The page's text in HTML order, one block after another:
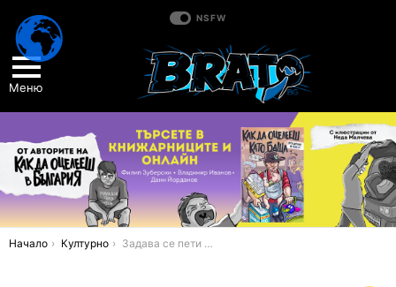
NSFW
Меню
You are here:
Начало Културно Задава се пети филм на „Матрицата“